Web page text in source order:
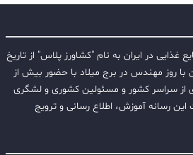
غذایی در ایران به نام "کشاورز پلاس" از تاریخ
ماه ۱۳۹۷ همزمان با روز مهندس در برج میلاد با حضور بیش از
از سراسر کشور و مسئولین کشوری و لشگری
رسانه آموزش، اطلاع رسانی و ترویج